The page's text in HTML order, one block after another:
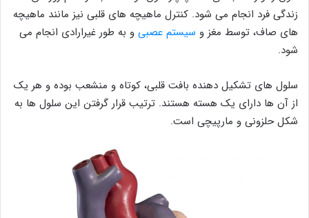
زندگی فرد انجام می شود. کنترل ماهیچه های قلبی نیز مانند ماهیچه
های صاف، توسط مغز و سیستم عصبی و به طور غیرارادی انجام می
شود.
سلول های تشکیل دهنده بافت قلبی، کوتاه و منشعب بوده و هر یک
از آن ها دارای یک هسته هستند. ترتیب قرار گرفتن این سلول ها به
شکل حلزونی و مارپیچی است.